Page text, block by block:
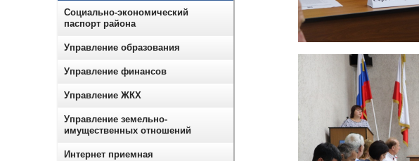
Социально-экономический
паспорт района
Управление образования
Управление финансов
Управление ЖКХ
Управление земельно-
имущественных отношений
Интернет приемная